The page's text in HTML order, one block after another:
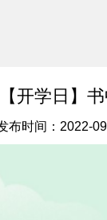
【开学日】
布时间：2022-